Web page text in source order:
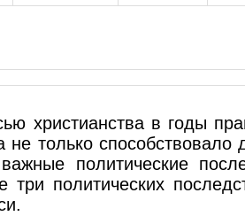
христианства в годы
не только
политические
три политических